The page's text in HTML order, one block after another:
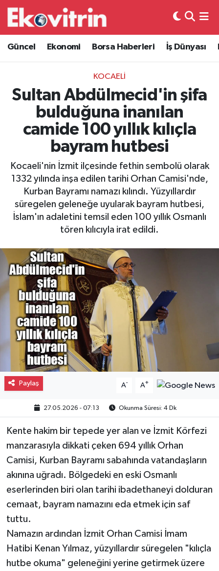
Güncel Ekonomi Borsa Haberleri İş Dünyası
KOCAELİ
Sultan Abdülmecid'in şifa
bulduğuna inanılan
camide 100 yıllık kılıçla
bayram hutbesi
Kocaeli'nin İzmit ilçesinde fethin sembolü olarak
1332 yılında inşa edilen tarihi Orhan Camisi'nde,
Kurban Bayramı namazı kılındı. Yüzyıllardır
süregelen geleneğe uyularak bayram hutbesi,
İslam'ın adaletini temsil eden 100 yıllık Osmanlı
tören kılıcıyla irat edildi.
Paylaş A- A+
27.05.2026 - 07:13 Okunma Süresi: 4 Dk
Kente hakim bir tepede yer alan ve İzmit Körfezi
manzarasıyla dikkati çeken 694 yıllık Orhan
Camisi, Kurban Bayramı sabahında vatandaşların
akınına uğradı. Bölgedeki en eski Osmanlı
eserlerinden biri olan tarihi ibadethaneyi dolduran
cemaat, bayram namazını eda etmek için saf
tuttu.
Namazın ardından İzmit Orhan Camisi İmam
Hatibi Kenan Yılmaz, yüzyıllardır süregelen "kılıçla
hutbe okuma" geleneğini yerine getirmek üzere
Güncel
Ekonomi
Borsa Haberleri
İş Dünyası
Lojistik
Otovitrin
Asayiş
Magazin
Spor
Eğitim
Hava Durumu
Trafik Durumu
Süper Lig Puan Durumu ve Fikstür
Tüm Manşetler
Son Dakika Haberleri
Haber Arşivi